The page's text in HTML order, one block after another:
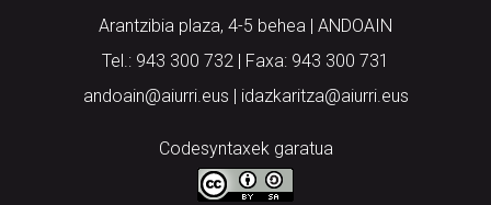
Arantzibia plaza, 4-5 behea | ANDOAIN
Tel.: 943 300 732 | Faxa: 943 300 731
andoain@aiurri.eus | idazkaritza@aiurri.eus
Codesyntaxek garatua